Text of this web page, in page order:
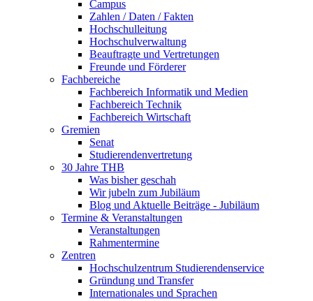
Campus
Zahlen / Daten / Fakten
Hochschulleitung
Hochschulverwaltung
Beauftragte und Vertretungen
Freunde und Förderer
Fachbereiche
Fachbereich Informatik und Medien
Fachbereich Technik
Fachbereich Wirtschaft
Gremien
Senat
Studierendenvertretung
30 Jahre THB
Was bisher geschah
Wir jubeln zum Jubiläum
Blog und Aktuelle Beiträge - Jubiläum
Termine & Veranstaltungen
Veranstaltungen
Rahmentermine
Zentren
Hochschulzentrum Studierendenservice
Gründung und Transfer
Internationales und Sprachen